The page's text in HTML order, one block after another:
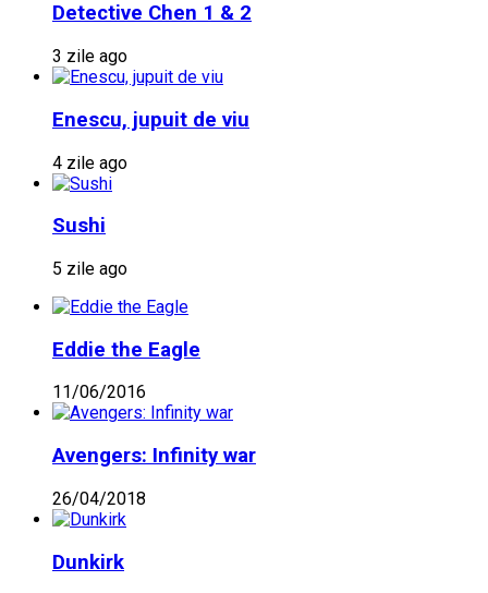
Detective Chen 1 & 2
3 zile ago
Enescu, jupuit de viu
4 zile ago
Sushi
5 zile ago
Eddie the Eagle
11/06/2016
Avengers: Infinity war
26/04/2018
Dunkirk